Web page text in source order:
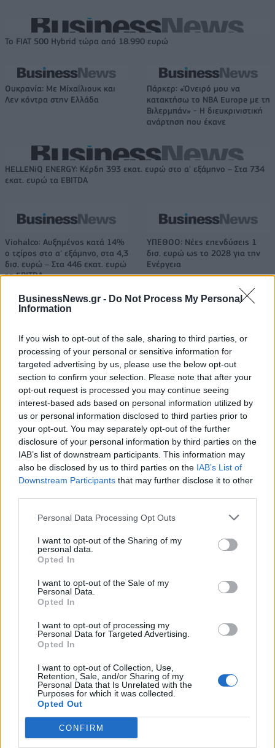
BusinessNews.gr - Do Not Process My Personal
Information
If you wish to opt-out of the sale, sharing to third parties, or
processing of your personal or sensitive information for
targeted advertising by us, please use the below opt-out
section to confirm your selection. Please note that after your
opt-out request is processed you may continue seeing
interest-based ads based on personal information utilized by
us or personal information disclosed to third parties prior to
your opt-out. You may separately opt-out of the further
disclosure of your personal information by third parties on the
IAB’s list of downstream participants. This information may
also be disclosed by us to third parties on the IAB’s List of
Downstream Participants that may further disclose it to other
Personal Data Processing Opt Outs
I want to opt-out of the Sharing of my
personal data.
Opted In
I want to opt-out of the Sale of my
Personal Data.
Opted In
I want to opt-out of processing my
Personal Data for Targeted Advertising.
Opted In
I want to opt-out of Collection, Use,
Retention, Sale, and/or Sharing of my
Personal Data that Is Unrelated with the
Purposes for which it was collected.
Opted Out
CONFIRM
Το FIAT 500 Hybrid τώρα από 18.990 ευρώ
Ουκρανία: Με Μίχαϊλιουκ και
Λεν κόντρα στην Ελλάδα
Πάρκερ: «Όνειρό μου να
κατακτήσω το ΝΒΑ Europe με τη
Βιλερμπάν» - Η διευκρινιστική
ανάρτηση που έκανε
HELLENiQ ENERGY: Κέρδη 393 εκατ. ευρώ στο α' εξάμηνο – Στα 734
εκατ. ευρώ τα EBITDA
Viohalco: Αυξημένος κατά 14%
ο τζίρος στο α' εξάμηνο, στα 4,3
δισ. ευρώ – Στα 446 εκατ. ευρώ
τα EBITDA
ΥΠΕΘΟΟ: Νέες επενδύσεις 1
δισ. ευρώ ως το 2028 για την
Ενέργεια
VW: Η δύσκολη εξίσωση της
αναδιάρθρωσης
18η συνεχόμενη χρονιά για τον
ΟΤΕ στη διεθνή σειρά δεικτών
FTSE4Good
Alpha Bank: Για πρώτη φορά το Αρχαίο Θέατρο Επιδαύρου άνοιξε τις
πύλες του σε όλους
ESG Report 2025: Πώς η ΑΒ Βασιλόπουλος μετατρέπει τη
ΠΕΡΙΣΣΌΤΕΡΑ ΣΕ ΑΥΤΉ ΤΗΝ ΚΑΤΗΓΟΡΊΑ
ΟΚΑΝΑ: Ο πρώτος
Δημόσιος Φορέας με
Κανονισμό για την
Change συμμετείχε με